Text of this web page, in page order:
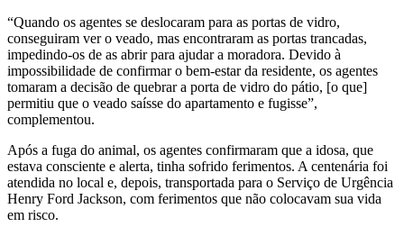
“Quando os agentes se deslocaram para as portas de vidro,
conseguiram ver o veado, mas encontraram as portas trancadas,
impedindo-os de as abrir para ajudar a moradora. Devido à
impossibilidade de confirmar o bem-estar da residente, os agentes
tomaram a decisão de quebrar a porta de vidro do pátio, [o que]
permitiu que o veado saísse do apartamento e fugisse”,
complementou.
Após a fuga do animal, os agentes confirmaram que a idosa, que
estava consciente e alerta, tinha sofrido ferimentos. A centenária foi
atendida no local e, depois, transportada para o Serviço de Urgência
Henry Ford Jackson, com ferimentos que não colocavam sua vida
em risco.